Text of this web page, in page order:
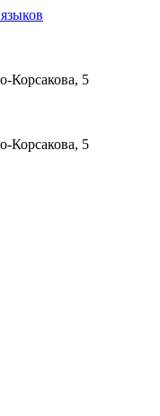
Корсакова, 5
Корсакова, 5